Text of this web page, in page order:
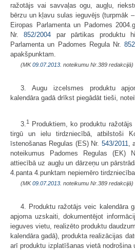
ražotājs vai savvaļas ogu, augļu,
bērzu un kļavu sulas ieguvējs (turpmāk
Eiropas Parlamenta un Padomes
Nr.852/2004 par pārtikas produktu
Parlamenta un Padomes Regula Nr.
apakšpunktam.
(MK09.07.2013. noteikumu Nr.389 redakcijā)
3. Augu izcelsmes produktu
kalendāra gadā drīkst piegādāt tieši,
3. 1
Produktiem, ko produktu
tirgū un ielu tirdzniecībā, atbilstoši
īstenošanas Regulas (ES) Nr. 543/2011
,
noteikumus Padomes Regulas (EK)
attiecībā uz augļu un dārzeņu un
4.panta 4.punktam nepiemēro
(MK09.07.2013. noteikumu Nr.389 redakcijā)
4. Produktu ražotājs veic kalendāra
apjoma uzskaiti, dokumentējot
ieguves vietu, realizēto produktu
kalendāra gadā), produkta realizācijas
arī produktu izplatīšanas vietā nodrošina